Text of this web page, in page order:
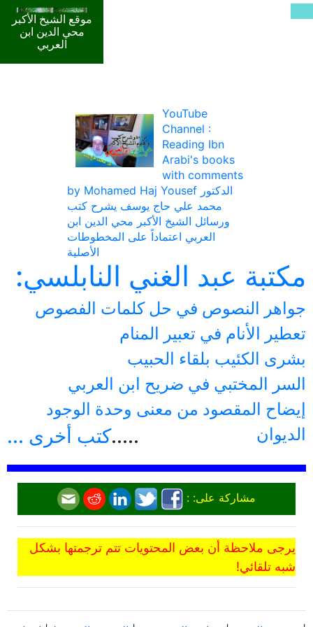
موقع الشيخ الأكبر
محي الدين ابن
العربي
YouTube
Channel :
Reading Ibn
Arabi's books
with comments
by Mohamed Haj Yousef الدكتور
محمد علي حاج يوسف يشرح كتب
ورسائل الشيخ الأكبر محي الدين ابن
العربي اعتماداً على المخطوطات
الأصلية
مكتبة عبد الغني النابلسي:
جواهر النصوص في حل كلمات الفصوص
تعطير الأنام في تعبير المنام
بشرى الكئيب بلقاء الحبيب
السر المختبي في ضريح ابن العربي
إيضاح المقصود من معنى وحدة الوجود
الديوان
.....كتب أخرى ...
مشاركة على: :
يرجى ملاحظة أن بعض المحتويات تتم ترجمتها بشكل
شبه تلقائي!